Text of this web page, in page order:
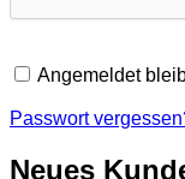
Angemeldet
Passwort
Neues